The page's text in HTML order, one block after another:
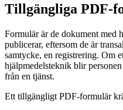
Tillgängliga PDF-
Formulär är de dokument med
publicerar, eftersom de är
samtycke, en registrering. Om
hjälpmedelsteknik blir
från en tjänst.
Ett tillgängligt PDF-formulär